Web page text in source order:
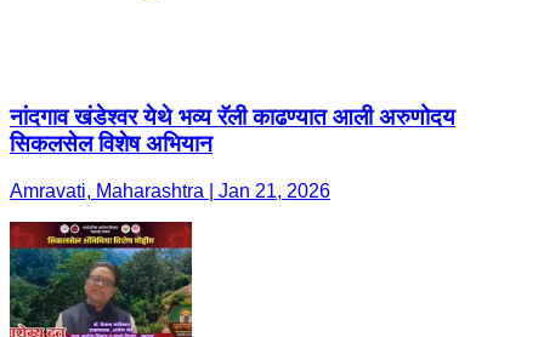
नांदगाव खंडेश्वर येथे भव्य रॅली काढण्यात आली अरुणोदय
सिकलसेल विशेष अभियान
Amravati, Maharashtra | Jan 21, 2026